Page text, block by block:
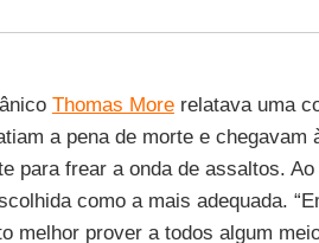
Thomas Morerelatava uma
a pena de morte e chegavam
para frear a onda de assaltos.
como a mais adequada.
melhor prover a todos algum